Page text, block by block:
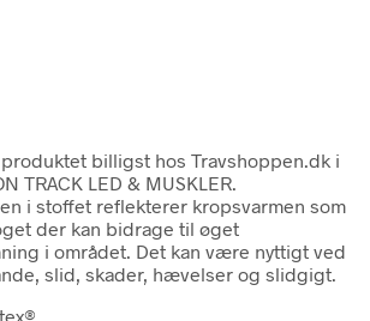
billigst hos Travshoppen.dk i
TRACK LED & MUSKLER.
i stoffet reflekterer kropsvarmen som
der kan bidrage til øget
i området. Det kan være nyttigt ved
slid, skader, hævelser og slidgigt.